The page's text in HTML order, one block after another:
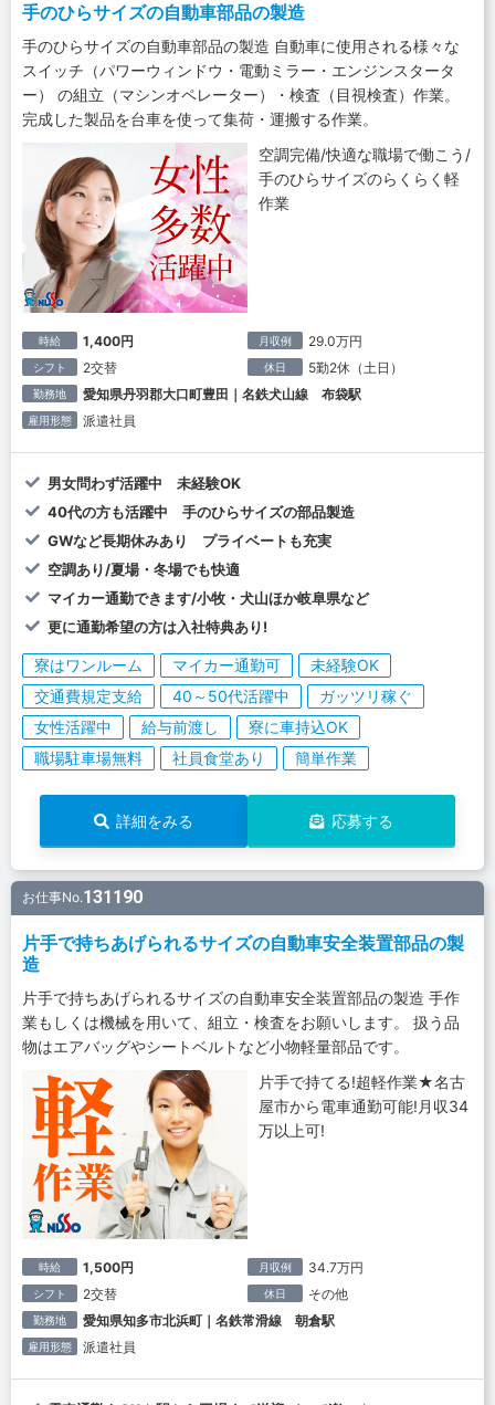
手のひらサイズの自動車部品の製造
手のひらサイズの自動車部品の製造 自動車に使用される様々な
スイッチ（パワーウィンドウ・電動ミラー・エンジンスタータ
ー） の組立（マシンオペレーター）・検査（目視検査）作業。
完成した製品を台車を使って集荷・運搬する作業。
空調完備/快適な職場で働こう/
手のひらサイズのらくらく軽
作業
時給 1,400円 月収例 29.0万円
シフト 2交替 休日 5勤2休（土日）
勤務地 愛知県丹羽郡大口町豊田｜名鉄犬山線 布袋駅
雇用形態 派遣社員
男女問わず活躍中 未経験OK
40代の方も活躍中 手のひらサイズの部品製造
GWなど長期休みあり プライベートも充実
空調あり/夏場・冬場でも快適
マイカー通勤できます/小牧・犬山ほか岐阜県など
更に通勤希望の方は入社特典あり!
寮はワンルーム マイカー通勤可
未経験OK
交通費規定支給
40～50代活躍中
ガッツリ稼ぐ
女性活躍中
給与前渡し
寮に車持込OK
職場駐車場無料
社員食堂あり 簡単作業
詳細をみる 応募する
お仕事No.131190
片手で持ちあげられるサイズの自動車安全装置部品の製
造
片手で持ちあげられるサイズの自動車安全装置部品の製造 手作
業もしくは機械を用いて、組立・検査をお願いします。 扱う品
物はエアバッグやシートベルトなど小物軽量部品です。
片手で持てる!超軽作業★名古
屋市から電車通勤可能!月収34
万以上可!
時給 1,500円 月収例 34.7万円
シフト 2交替 休日 その他
勤務地 愛知県知多市北浜町｜名鉄常滑線 朝倉駅
雇用形態 派遣社員